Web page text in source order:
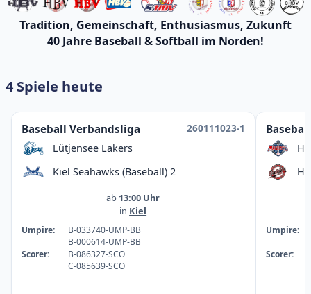
Tradition, Gemeinschaft, Enthusiasmus, Zukunft
40 Jahre Baseball & Softball im Norden!
4 Spiele heute
Baseball Verbandsliga
260111023-1
Lütjensee Lakers
Kiel Seahawks (Baseball) 2
ab 13:00 Uhr
in Kiel
Umpire:
B-033740-UMP-BB
B-000614-UMP-BB
Scorer:
B-086327-SCO
C-085639-SCO
Umpire:
Scorer: